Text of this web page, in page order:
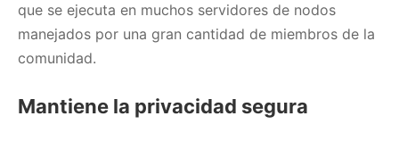
que se ejecuta en muchos servidores de nodos
manejados por una gran cantidad de miembros de la
comunidad.
Mantiene la privacidad segura